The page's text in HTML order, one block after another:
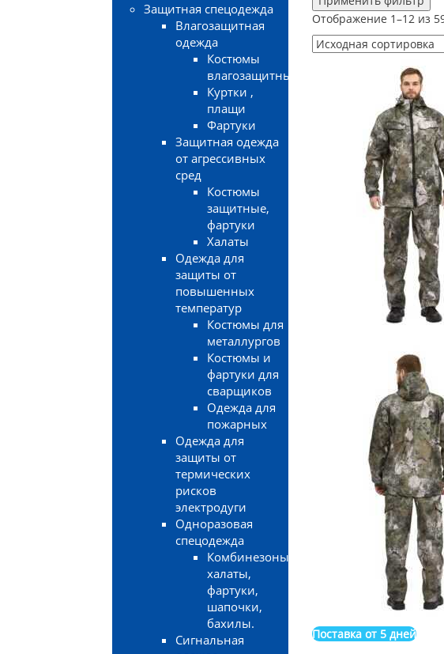
Отображение 1–12 из
Поставка от 5 дней
Защитная спецодежда
Влагозащитная
одежда
Костюмы
влагозащитные
Куртки ,
плащи
Фартуки
Защитная одежда
от агрессивных
сред
Костюмы
защитные,
фартуки
Халаты
Одежда для
защиты от
повышенных
температур
Костюмы для
металлургов
Костюмы и
фартуки для
сварщиков
Одежда для
пожарных
Одежда для
защиты от
термических
рисков
электродуги
Одноразовая
спецодежда
Комбинезоны,
халаты,
фартуки,
шапочки,
бахилы.
Сигнальная